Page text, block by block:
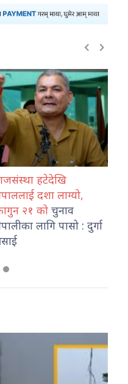
हटेदेखि
दशा लाग्यो,
२१ को चुनाव
लागि पासो : दुर्गा